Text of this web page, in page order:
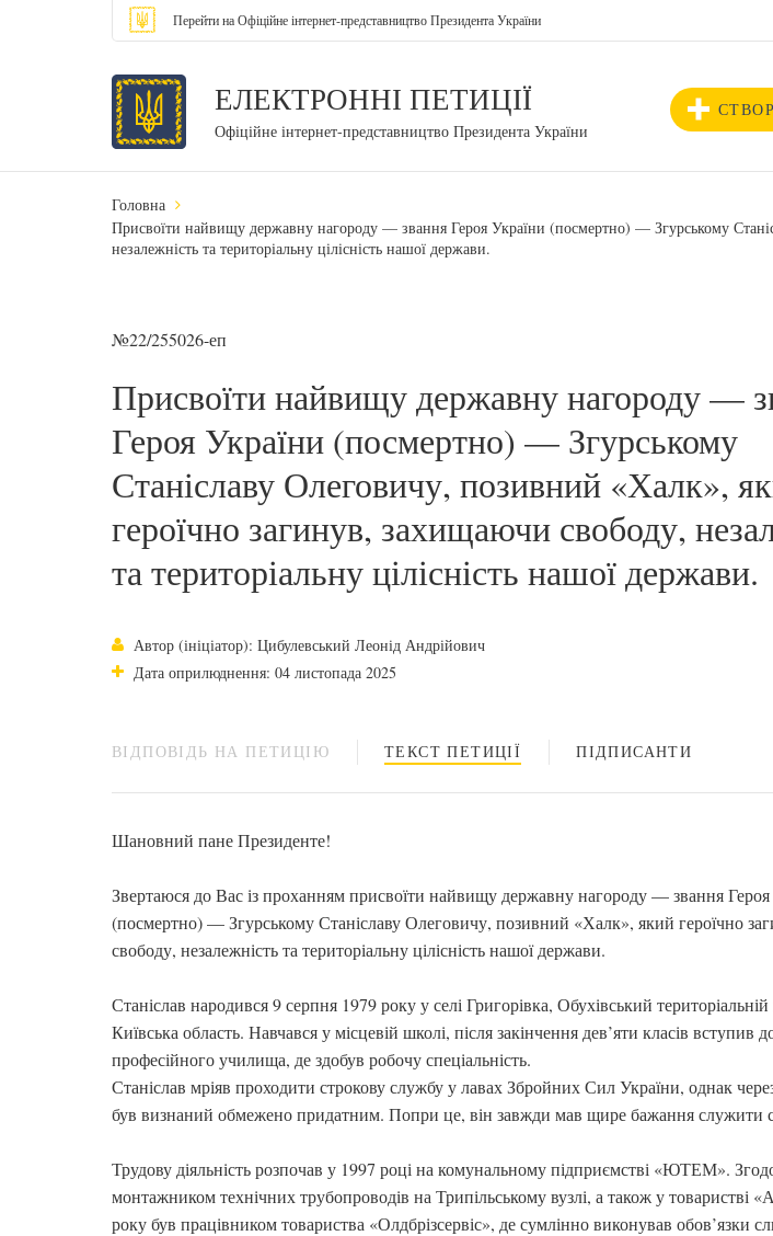
Перейти на Офіційне інтернет-представництво Президента України
ЕЛЕКТРОННІ ПЕТИЦІЇ
Офіційне інтернет-представництво Президента України
Головна
Присвоїти найвищу державну нагороду — звання Героя України (посмертно) — Згурському
незалежність та територіальну цілісність нашої держави.
№22/255026-еп
Присвоїти найвищу державну нагороду —
Героя України (посмертно) — Згурському
Станіславу Олеговичу, позивний «Халк»,
героїчно загинув, захищаючи свободу,
та територіальну цілісність нашої держави.
Автор (ініціатор): Цибулевський Леонід Андрійович
Дата оприлюднення: 04 листопада 2025
ВІДПОВІДЬ НА ПЕТИЦІЮ ТЕКСТ ПЕТИЦІЇ ПІДПИСАНТИ
Шановний пане Президенте!
Звертаюся до Вас із проханням присвоїти найвищу державну нагороду — звання Героя
(посмертно) — Згурському Станіславу Олеговичу, позивний «Халк», який героїчно
свободу, незалежність та територіальну цілісність нашої держави.
Станіслав народився 9 серпня 1979 року у селі Григорівка, Обухівський територіальній
Київська область. Навчався у місцевій школі, після закінчення дев’яти класів вступив
професійного училища, де здобув робочу спеціальність.
Станіслав мріяв проходити строкову службу у лавах Збройних Сил України, однак
був визнаний обмежено придатним. Попри це, він завжди мав щире бажання служити
Трудову діяльність розпочав у 1997 році на комунальному підприємстві «ЮТЕМ».
монтажником технічних трубопроводів на Трипільському вузлі, а також у товаристві
року був працівником товариства «Олдбрізсервіс», де сумлінно виконував обов’язки